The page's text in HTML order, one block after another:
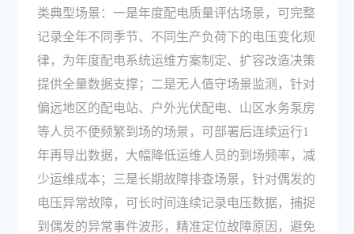
类典型场景：一是年度配电质量评估场景，可完整
记录全年不同季节、不同生产负荷下的电压变化规
律，为年度配电系统运维方案制定、扩容改造决策
提供全量数据支撑；二是无人值守场景监测，针对
偏远地区的配电站、户外光伏配电、山区水务泵房
等人员不便频繁到场的场景，可部署后连续运行1
年再导出数据，大幅降低运维人员的到场频率，减
少运维成本；三是长期故障排查场景，针对偶发的
电压异常故障，可长时间连续记录电压数据，捕捉
到偶发的异常事件波形，精准定位故障原因，避免